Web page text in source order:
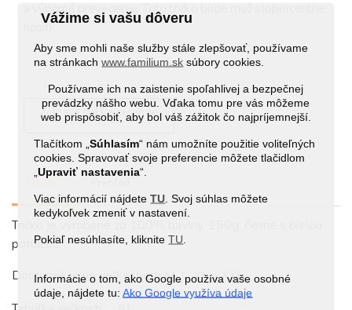
Vážime si vašu dôveru
Aby sme mohli naše služby stále zlepšovať, používame
na stránkachwww.familium.sk súbory cookies.
Používame ich na zaistenie spoľahlivej a bezpečnej
prevádzky nášho webu. Vďaka tomu pre vás môžeme
web prispôsobiť, aby bol váš zážitok čo najpríjemnejší.
Tlačítkom „Súhlasím“ nám umožníte použitie voliteľných
cookies. Spravovať svoje preferencie môžete tlačidlom
„Upraviť nastavenia“.
Viac informácií nájdete TU . Svoj súhlas môžete
kedykoľvek zmeniť v nastavení.
Pokiaľ nesúhlasíte, klikniteTU
Informácie o tom, ako Google používa vaše osobné
údaje, nájdete tu: Ako Google využíva údaje
Popis
Tričko je vyrobené zo 100% bavlny, 150g, čierne s bielou
potlačou.
Dostupné je vo veľkostiach M, L, XL a XXL.
a výborné prevedenie. Toto tričko bude muž stopercentne
nosiť!
Zobraziť ďalšie recenzie